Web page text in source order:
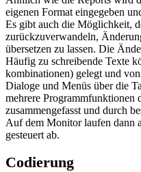
eigenen Format eingegeben
Es gibt auch die Möglichkeit,
zurückzuverwandeln,
übersetzen zu lassen. Die
Häufig zu schreibende Texte
kombinationen) gelegt und
Dialoge und Menüs über die
mehrere Programmfunktionen
zusammengefasst und durch
Auf dem Monitor laufen dann
gesteuert ab.
Codierung